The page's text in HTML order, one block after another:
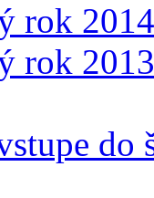
rok
rok
do